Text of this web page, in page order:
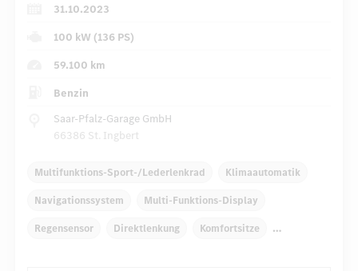
31.10.2023
100 kW (136 PS)
59.100 km
Benzin
Saar-Pfalz-Garage GmbH
66386 St. Ingbert
Multifunktions-Sport-/Lederlenkrad Klimaautomatik
Navigationssystem Multi-Funktions-Display
Regensensor Direktlenkung Komfortsitze